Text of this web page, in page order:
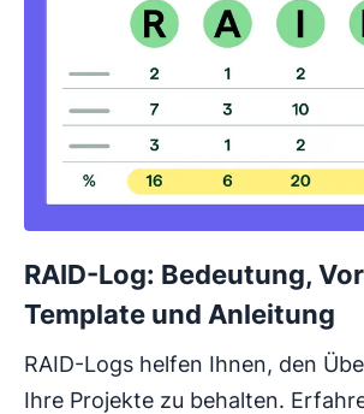
RAID-Log: Bedeutung,
Template und Anleitung
RAID-Logs helfen Ihnen, den
Ihre Projekte zu behalten.